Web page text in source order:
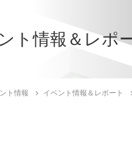
ト情報＆レポ
ト情報 イベント情報＆レポート